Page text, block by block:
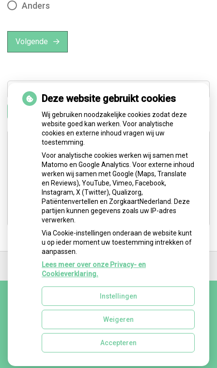
Anders
Volgende
Zoeken
Adresgegevens
Medisch Centrum Schiepark: Abtsweg 2
3042 GD Rotterdam
06-5251 1550
logo.barbara@gmail.com
de
Uw Zorg Online|Beheer
Privacy verklaring|Cookie-instellingen|Voorwaarden
Deze website gebruikt cookies
Wij gebruiken noodzakelijke cookies zodat deze
website goed kan werken. Voor analytische
cookies en externe inhoud vragen wij uw
toestemming.
Voor analytische cookies werken wij samen met
Matomo en Google Analytics. Voor externe inhoud
werken wij samen met Google (Maps, Translate
en Reviews), YouTube, Vimeo, Facebook,
Instagram, X (Twitter), Qualizorg,
Patiëntenvertellen en ZorgkaartNederland. Deze
partijen kunnen gegevens zoals uw IP-adres
verwerken.
Via Cookie-instellingen onderaan de website kunt
u op ieder moment uw toestemming intrekken of
aanpassen.
Lees meer over onze Privacy- en
Cookieverklaring.
Instellingen
Weigeren
Accepteren